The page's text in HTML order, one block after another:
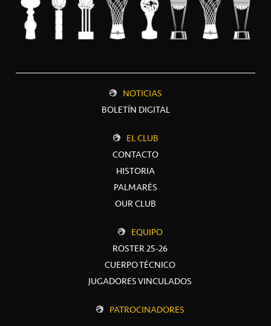
NOTICIAS
BOLETÍN DIGITAL
EL CLUB
CONTACTO
HISTORIA
PALMARÉS
OUR CLUB
EQUIPO
ROSTER 25-26
CUERPO TÉCNICO
JUGADORES VINCULADOS
PATROCINADORES